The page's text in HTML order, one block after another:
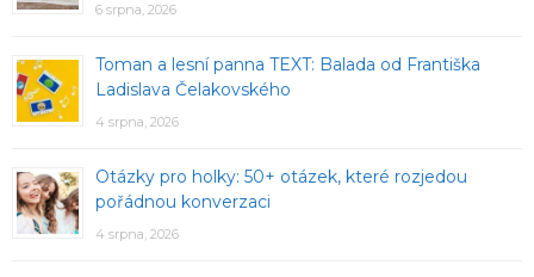
6 srpna, 2026
Toman a lesní panna TEXT: Balada od Františka
Ladislava Čelakovského
4 srpna, 2026
Otázky pro holky: 50+ otázek, které rozjedou
pořádnou konverzaci
4 srpna, 2026